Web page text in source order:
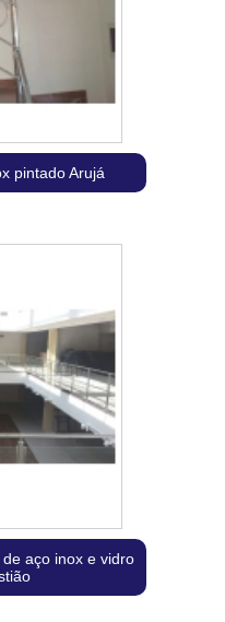
pintado Arujá
aço inox e vidro